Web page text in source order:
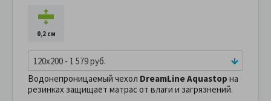
0,2 см
120x200 - 1 579 руб.
Водонепроницаемый чехол DreamLine Aquastop на
резинках защищает матрас от влаги и загрязнений.